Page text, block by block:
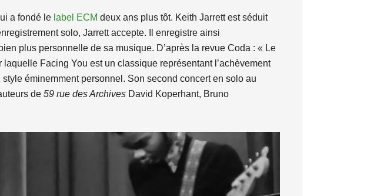
a fondé le label ECM deux ans plus tôt. Keith Jarrett est séduit
solo, Jarrett accepte. Il enregistre ainsi
plus personnelle de sa musique. D’après la revue Coda : « Le
Facing You est un classique représentant l’achèvement
éminemment personnel. Son second concert en solo au
de 59 rue des Archives David Koperhant, Bruno